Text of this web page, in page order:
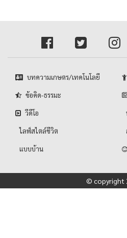
บทความเกษตร/เทคโนโลยี
ข้อคิด-ธรรมะ
วีดีโอ
ไลฟ์สไตล์ชีวิต
แบบบ้าน
© copyright